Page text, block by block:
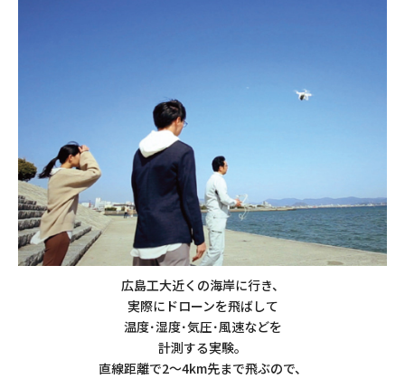
広島工大近くの海岸に行き、
実際にドローンを飛ばして
温度･湿度･気圧･風速などを
計測する実験。
直線距離で2〜4km先まで飛ぶので、